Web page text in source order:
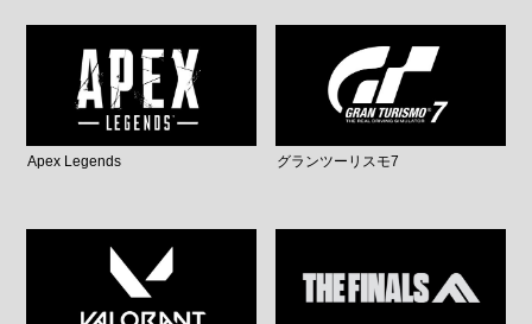
Apex Legends グランツーリスモ7